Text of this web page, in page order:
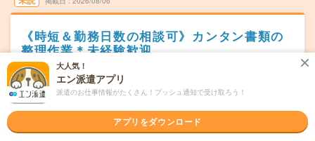
《時短＆勤務日数の相談可》カンタン書類の
整理作業＊未経験歓迎
職種未経験OK
派遣
長野県安曇野市
穂高駅から車10分
大人気！
エン派遣アプリ
派遣のお仕事情報がたくさん！プッシュ通知で受け取ろう！
アプリをダウンロード